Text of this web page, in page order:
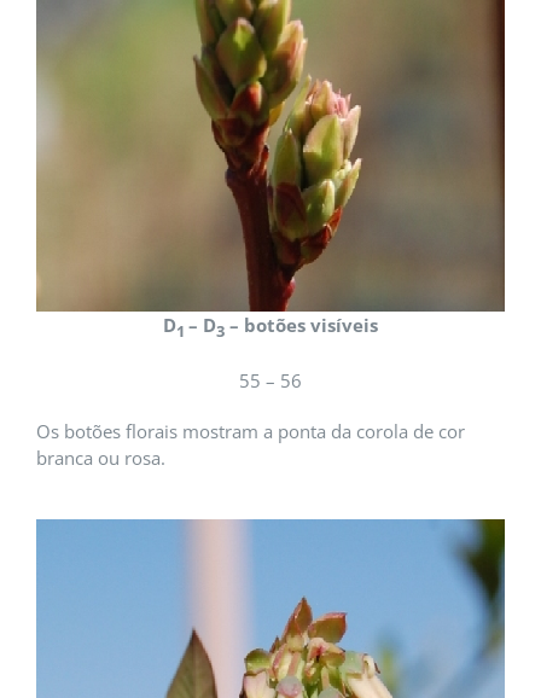
D1 – D3 – botões visíveis
55 – 56
Os botões florais mostram a ponta da corola de cor
branca ou rosa.